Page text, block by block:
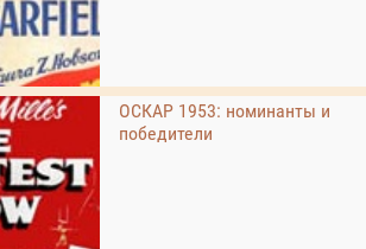
ОСКАР 1953: номинанты и
победители